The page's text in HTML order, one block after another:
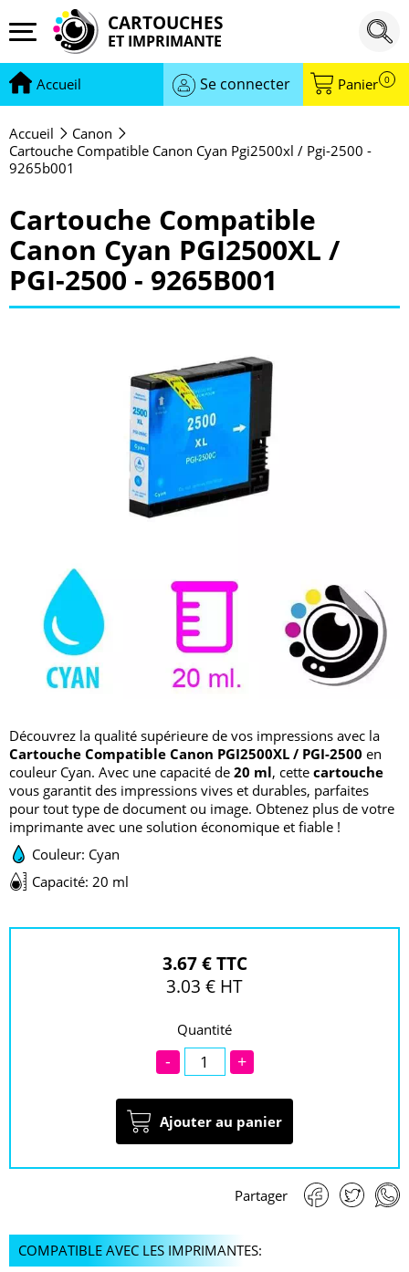
CARTOUCHES
ET IMPRIMANTE
Accueil Se connecter Panier 0
Accueil
Canon
Cartouche Compatible Canon Cyan Pgi2500xl / Pgi-2500 -
9265b001
Cartouche Compatible
Canon Cyan PGI2500XL /
PGI-2500 - 9265B001
Découvrez la qualité supérieure de vos impressions avec la
Cartouche Compatible Canon PGI2500XL / PGI-2500 en
couleur Cyan. Avec une capacité de 20 ml, cette cartouche
vous garantit des impressions vives et durables, parfaites
pour tout type de document ou image. Obtenez plus de votre
imprimante avec une solution économique et fiable !
Couleur: Cyan
Capacité: 20 ml
3.67 € TTC
3.03 € HT
Quantité
- +
Ajouter au panier
Partager
COMPATIBLE AVEC LES IMPRIMANTES: